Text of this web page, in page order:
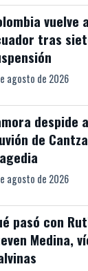
vuelve
tras
agosto de 2026
despide
de
agosto de 2026
pasó con
Medina,